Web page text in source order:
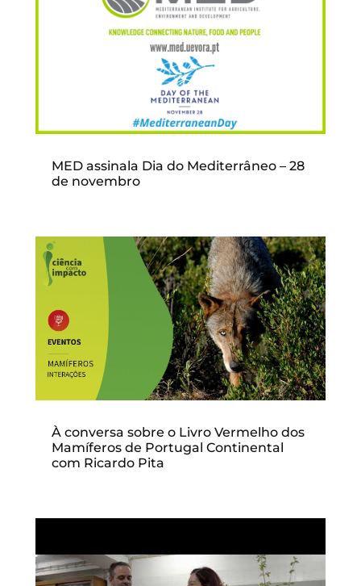
MED assinala Dia do Mediterrâneo – 28
de novembro
À conversa sobre o Livro Vermelho dos
Mamíferos de Portugal Continental
com Ricardo Pita